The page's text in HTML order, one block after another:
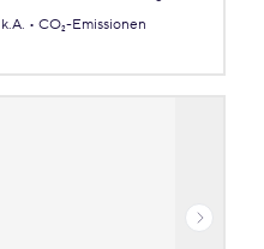
k.A.
CO₂-Emissionen